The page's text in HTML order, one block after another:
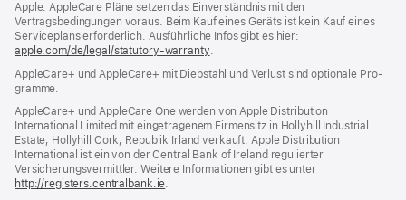
Fenster)
Apple. AppleCare Pläne setzen das Einverständnis mit den
Vertragsbedingungen voraus. Beim Kauf eines Geräts ist kein Kauf eines
Serviceplans erfor­der­lich. Ausführliche Infos gibt es hier:
apple.com/de/legal/statutory-warranty(Öffnet
neues
.
AppleCare+ und AppleCare+ mit Dieb­stahl und Verlust sind optionale Pro­
gramme.
AppleCare+ und AppleCare One werden von Apple Distribution
International Limited mit eingetragenem Firmensitz in Hollyhill Industrial
Estate, Hollyhill Cork, Republik Irland verkauft. Apple Distribution
International ist ein von der Central Bank of Ireland regulierter
Versicherungsvermittler. Weitere Informationen gibt es unter
http://registers.centralbank.ie(Öffnet
.